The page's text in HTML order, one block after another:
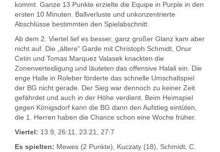
kommt. Ganze 13 Punkte erzielte die Equipe in Purple in den
ersten 10 Minuten. Ballverluste und unkonzentrierte
Abschlüsse bestimmten den Spielabschnitt.
Ab dem 2. Viertel lief es besser, ganz großer Glanz kam aber
nicht auf. Die „ältere“ Garde mit Christoph Schmidt, Onur
Cetin und Tomas Marquez Valasek knackten die
Zonenverteidigung und läuteten das offensive Halali ein. Die
enge Halle in Roleber förderte das schnelle Umschaltspiel
der BG nicht gerade. Der Sieg war dennoch zu keiner Zeit
gefährdet und auch in der Höhe verdient. Beim Heimspiel
gegen Königsdorf kann die BG dann den Aufstieg eintüten,
die 1. Herren haben die Chance schon eine Woche früher.
Viertel: 13:9, 26:11, 23:21, 27:7
Es spielten: Mewes (2 Punkte), Kuczaty (18), Schmidt, C.